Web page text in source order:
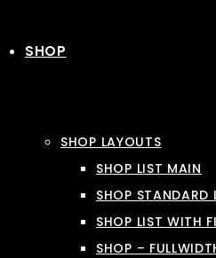
SHOP
SHOP LAYOUTS
SHOP LIST MAIN
SHOP STANDARD
SHOP LIST WITH
SHOP –